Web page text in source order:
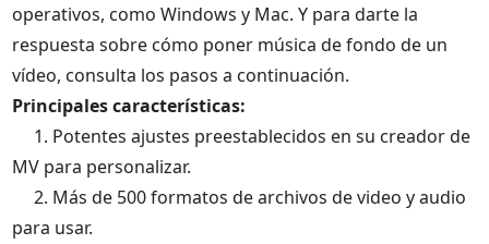
operativos, como Windows y Mac. Y para darte la
respuesta sobre cómo poner música de fondo de un
vídeo, consulta los pasos a continuación.
Principales características:
1. Potentes ajustes preestablecidos en su creador de
MV para personalizar.
2. Más de 500 formatos de archivos de video y audio
para usar.